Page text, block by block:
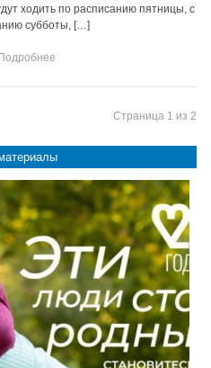
ходить по расписанию пятницы, с
субботы, […]
Подробнее
Страница 1 из 2